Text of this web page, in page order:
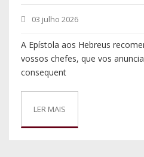
03 julho 2026
A Epístola aos Hebreus
vossos chefes, que vos
consequent
LER MAIS